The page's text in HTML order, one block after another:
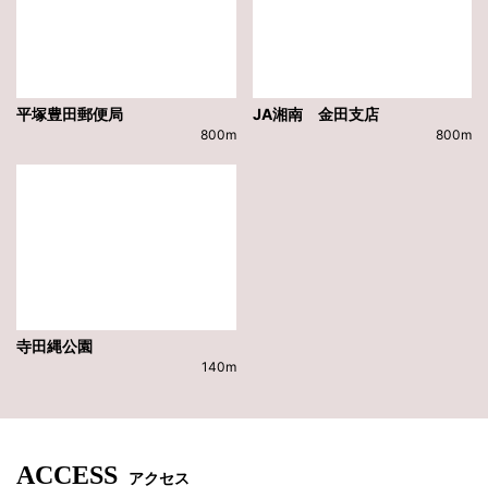
平塚豊田郵便局
800m
JA湘南 金田支店
800m
寺田縄公園
140m
ACCESS アクセス